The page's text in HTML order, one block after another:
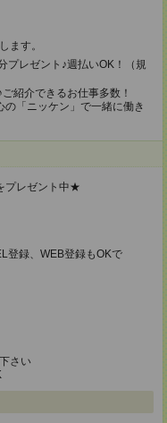
ます。
プレゼント♪週払いOK！（規
紹介できるお仕事多数！
「ニッケン」で一緒に働き
プレゼント中★
登録、WEB登録もOKで
さい